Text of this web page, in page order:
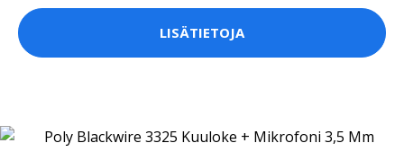
LISÄTIETOJA